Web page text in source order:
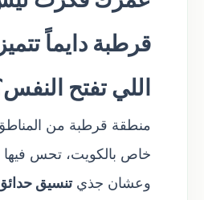
قرطبة دايماً
اللي تفتح
منطقة قرطبة من المناطق
خاص بالكويت، تحس فيها
وعشان جذيتنسيق